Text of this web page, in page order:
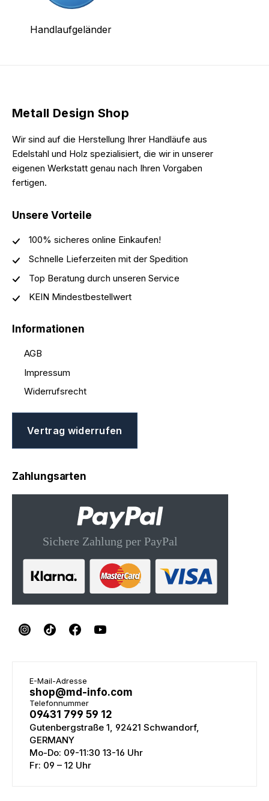
Handlaufgeländer
Metall Design Shop
Wir sind auf die Herstellung Ihrer Handläufe aus
Edelstahl und Holz spezialisiert, die wir in unserer
eigenen Werkstatt genau nach Ihren Vorgaben
fertigen.
Unsere Vorteile
100% sicheres online Einkaufen!
Schnelle Lieferzeiten mit der Spedition
Top Beratung durch unseren Service
KEIN Mindestbestellwert
Informationen
AGB
Impressum
Widerrufsrecht
Vertrag widerrufen
Zahlungsarten
E-Mail-Adresse
shop@md-info.com
Telefonnummer
09431 799 59 12
Gutenbergstraße 1, 92421 Schwandorf,
GERMANY
Mo-Do: 09-11:30 13-16 Uhr
Fr: 09 – 12 Uhr